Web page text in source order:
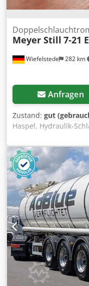
Wiefelstede 282 km
Meyer Still 7-21
Anfragen
Zustand: gut
Haspel, Hydraulik-
Dksdpfx Astzrflodrsr -
1.5/5004 -Typ: 7-21 -
Gewicht: 9 kg